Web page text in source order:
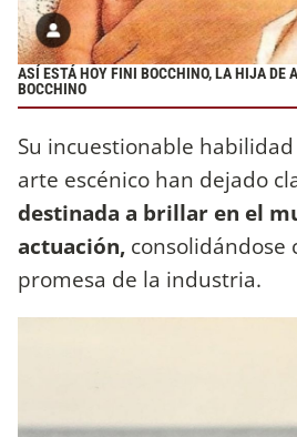
ASÍ ESTÁ HOY FINI BOCCHINO, LA HIJA DE
BOCCHINO
Su incuestionable
arte escénico han dejado
destinada a brillar en el
actuación, consolidándose
promesa de la industria.